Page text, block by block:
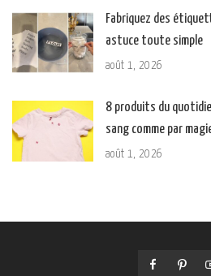
Fabriquez des
astuce toute simple
août 1, 2026
8 produits du
sang comme par
août 1, 2026